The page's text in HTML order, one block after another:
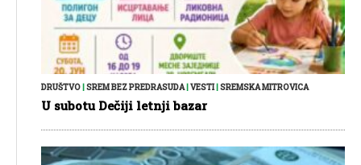
DRUŠTVO|SREM BEZ PREDRASUDA|VESTI|SREMSKA MITROVICA
U subotu Dečiji letnji bazar